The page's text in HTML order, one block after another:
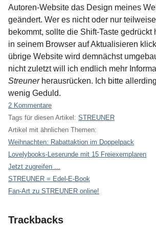
Autoren-Website das Design meines
geändert. Wer es nicht oder nur
bekommt, sollte die Shift-Taste gedrückt
in seinem Browser auf Aktualisieren
übrige Website wird demnächst
nicht zuletzt will ich endlich mehr
Streunerherausrücken. Ich bitte
wenig Geduld.
2 Kommentare
Tags für diesen Artikel: STREUNER
Artikel mit ähnlichen Themen:
Weihnachten: Rabattaktion im Doppelpack
Lovelybooks-Leserunde mit 15 Freiexemplaren
Jetzt zugreifen ...
STREUNER = Edel-E-Book
Fan-Art zu STREUNER online!
Trackbacks